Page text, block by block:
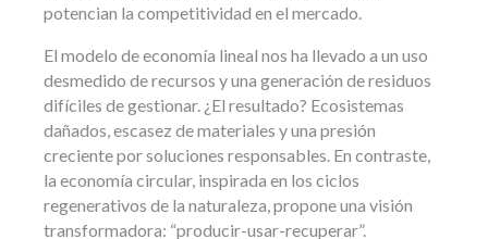
potencian la competitividad en el mercado.
El modelo de economía lineal nos ha llevado a un uso
desmedido de recursos y una generación de residuos
difíciles de gestionar. ¿El resultado? Ecosistemas
dañados, escasez de materiales y una presión
creciente por soluciones responsables. En contraste,
la economía circular, inspirada en los ciclos
regenerativos de la naturaleza, propone una visión
transformadora: “producir-usar-recuperar”.